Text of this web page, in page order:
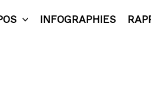
INFOGRAPHIES